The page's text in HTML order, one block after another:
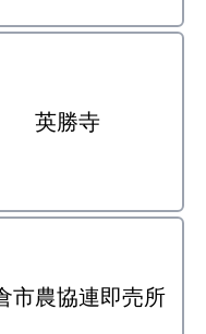
英勝寺
市農協連即売所